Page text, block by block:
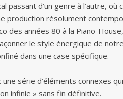
passant d’un genre à l’autre,
résolument
des années 80 à la Piano-
le style énergique de
dans une case spécifique.
série d’éléments connexes
infinie » sans fin définitive.